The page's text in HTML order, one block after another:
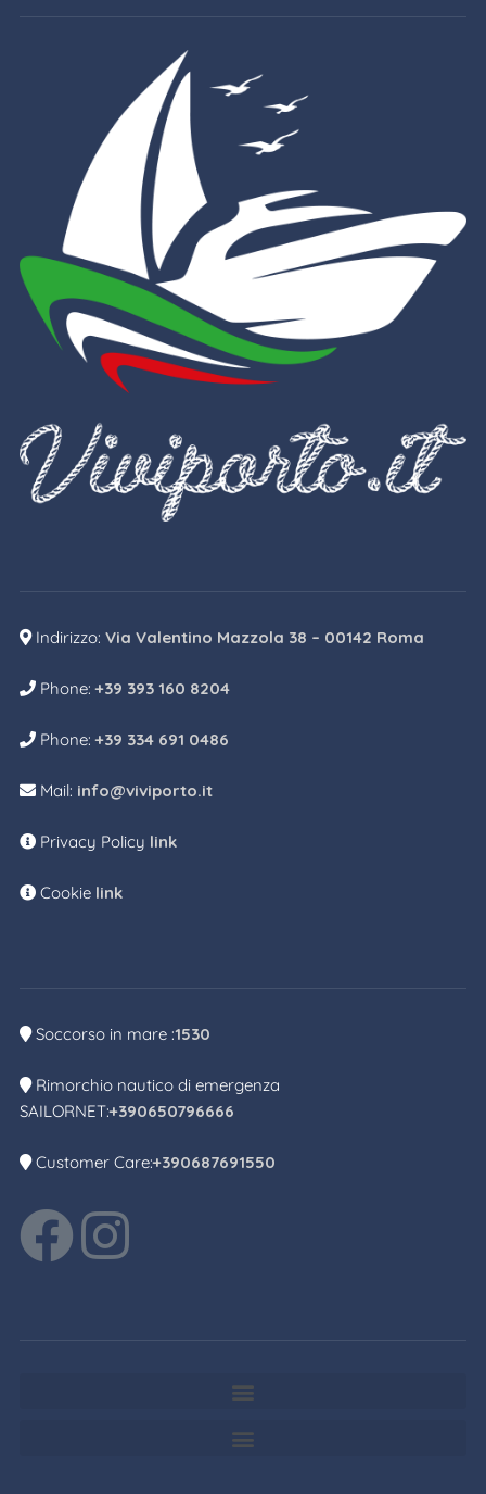
Indirizzo: Via Valentino Mazzola 38 – 00142 Roma
Phone:+39 393 160 8204
Phone:+39 334 691 0486
Mail: info@viviporto.it
Privacy Policy link
Cookie link
Soccorso in mare :1530
Rimorchio nautico di emergenza
SAILORNET:+390650796666
Customer Care:+390687691550